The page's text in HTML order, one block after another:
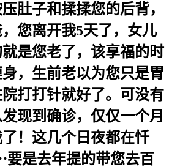
肚子和揉揉您的后背，
您离开我5天了，女儿
是您老了，该享福的时
，生前老以为您只是胃
打打针就好了。可没有
现到确诊，仅仅一个月
！这几个日夜都在忏
是去年提的带您去百